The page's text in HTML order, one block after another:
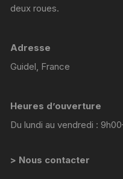
deux roues.
Adresse
Guidel, France
Heures d’ouverture
Du lundi au vendredi :
> Nous contacter